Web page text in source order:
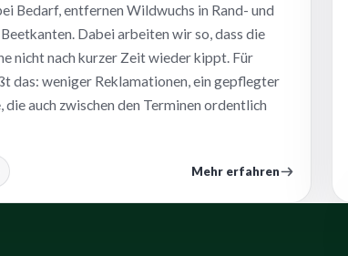
Bedarf, entfernen Wildwuchs in Rand- und
Dabei arbeiten wir so, dass die
nicht nach kurzer Zeit wieder kippt. Für
das: weniger Reklamationen, ein gepflegter
die auch zwischen den Terminen ordentlich
Mehr erfahren